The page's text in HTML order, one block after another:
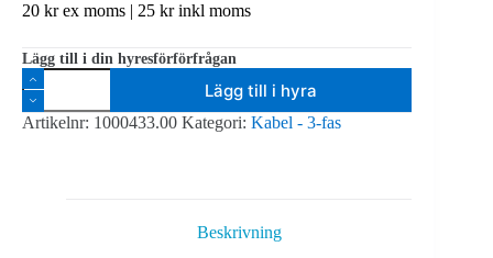
20 krex moms | 25 krinkl moms
Lägg till i din hyresförförfrågan
Skarvkabel,
16A,
5m,
3-
Lägg till i hyra
Artikelnr: 1000433.00 Kategori: Kabel - 3-fas
Beskrivning